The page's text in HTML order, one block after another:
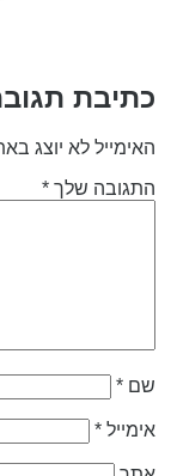
תגובה
לא יוצג באתר.
שלך*
*
*